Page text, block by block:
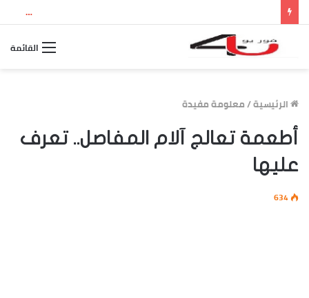
نتيجة الثانوية العامة 2026 بالاسم ورقم الجلوس.. استعلم الآن عن درجاتك والمجموع الكلي
القائمة
الرئيسية/معلومة مفيدة
أطعمة تعالج آلام المفاصل.. تعرف
عليها
634